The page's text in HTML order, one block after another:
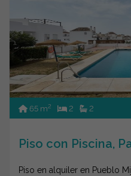
65 m2 2 2
Piso con Piscina,
Piso en alquiler en Pueblo